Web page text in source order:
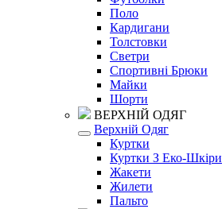
Поло
Кардигани
Толстовки
Светри
Спортивні Брюки
Майки
Шорти
ВЕРХНІЙ ОДЯГ
Верхній Одяг
Куртки
Куртки З Еко-Шкіри
Жакети
Жилети
Пальто